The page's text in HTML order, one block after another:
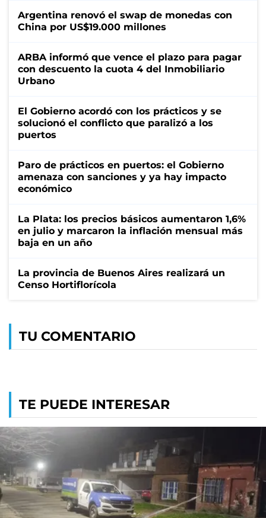
Argentina renovó el swap de monedas con
China por US$19.000 millones
ARBA informó que vence el plazo para pagar
con descuento la cuota 4 del Inmobiliario
Urbano
El Gobierno acordó con los prácticos y se
solucionó el conflicto que paralizó a los
puertos
Paro de prácticos en puertos: el Gobierno
amenaza con sanciones y ya hay impacto
económico
La Plata: los precios básicos aumentaron 1,6%
en julio y marcaron la inflación mensual más
baja en un año
La provincia de Buenos Aires realizará un
Censo Hortiflorícola
TU COMENTARIO
TE PUEDE INTERESAR